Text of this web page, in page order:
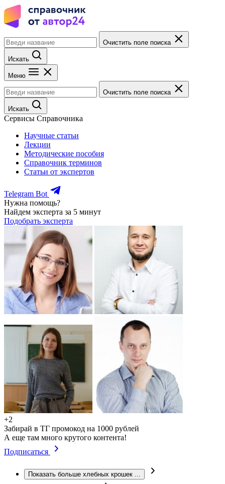
Очистить поле поиска
Искать
Меню
Очистить поле поиска
Искать
Сервисы Справочника
Научные статьи
Лекции
Методические пособия
Справочник терминов
Статьи от экспертов
Telegram Bot
Нужна помощь?
Найдем эксперта за 5 минут
Подобрать эксперта
+2
Забирай в ТГ промокод на 1000 рублей
А еще там много крутого контента!
Подписаться
Показать больше хлебных крошек ...